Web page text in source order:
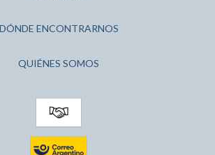
DÓNDE ENCONTRARNOS
QUIÉNES SOMOS